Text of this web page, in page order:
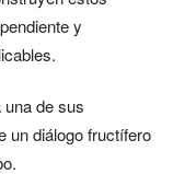
y
de sus
un diálogo fructífero